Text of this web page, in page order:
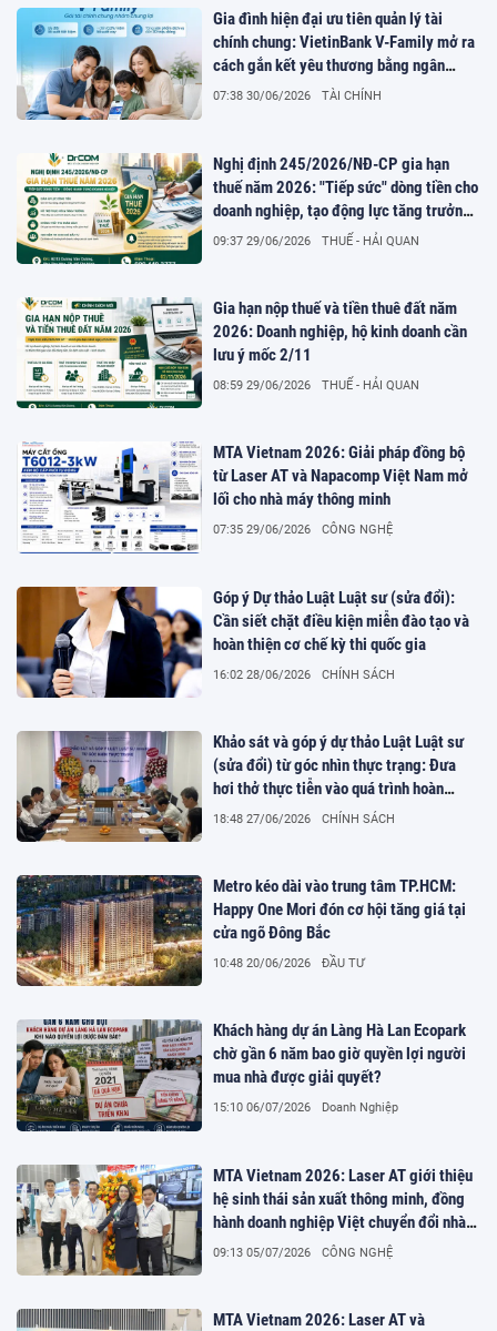
Gia đình hiện đại ưu tiên quản lý tài
chính chung: VietinBank V-Family mở ra
cách gắn kết yêu thương bằng ngân
hàng số
07:38 30/06/2026 TÀI CHÍNH
Nghị định 245/2026/NĐ-CP gia hạn
thuế năm 2026: "Tiếp sức" dòng tiền cho
doanh nghiệp, tạo động lực tăng trưởng
kinh tế
09:37 29/06/2026 THUẾ - HẢI QUAN
Gia hạn nộp thuế và tiền thuê đất năm
2026: Doanh nghiệp, hộ kinh doanh cần
lưu ý mốc 2/11
08:59 29/06/2026 THUẾ - HẢI QUAN
MTA Vietnam 2026: Giải pháp đồng bộ
từ Laser AT và Napacomp Việt Nam mở
lối cho nhà máy thông minh
07:35 29/06/2026 CÔNG NGHỆ
Góp ý Dự thảo Luật Luật sư (sửa đổi):
Cần siết chặt điều kiện miễn đào tạo và
hoàn thiện cơ chế kỳ thi quốc gia
16:02 28/06/2026 CHÍNH SÁCH
Khảo sát và góp ý dự thảo Luật Luật sư
(sửa đổi) từ góc nhìn thực trạng: Đưa
hơi thở thực tiễn vào quá trình hoàn
thiện pháp luật
18:48 27/06/2026 CHÍNH SÁCH
Metro kéo dài vào trung tâm TP.HCM:
Happy One Mori đón cơ hội tăng giá tại
cửa ngõ Đông Bắc
10:48 20/06/2026 ĐẦU TƯ
Khách hàng dự án Làng Hà Lan Ecopark
chờ gần 6 năm bao giờ quyền lợi người
mua nhà được giải quyết?
15:10 06/07/2026 Doanh Nghiệp
MTA Vietnam 2026: Laser AT giới thiệu
hệ sinh thái sản xuất thông minh, đồng
hành doanh nghiệp Việt chuyển đổi nhà
máy số
09:13 05/07/2026 CÔNG NGHỆ
MTA Vietnam 2026: Laser AT và